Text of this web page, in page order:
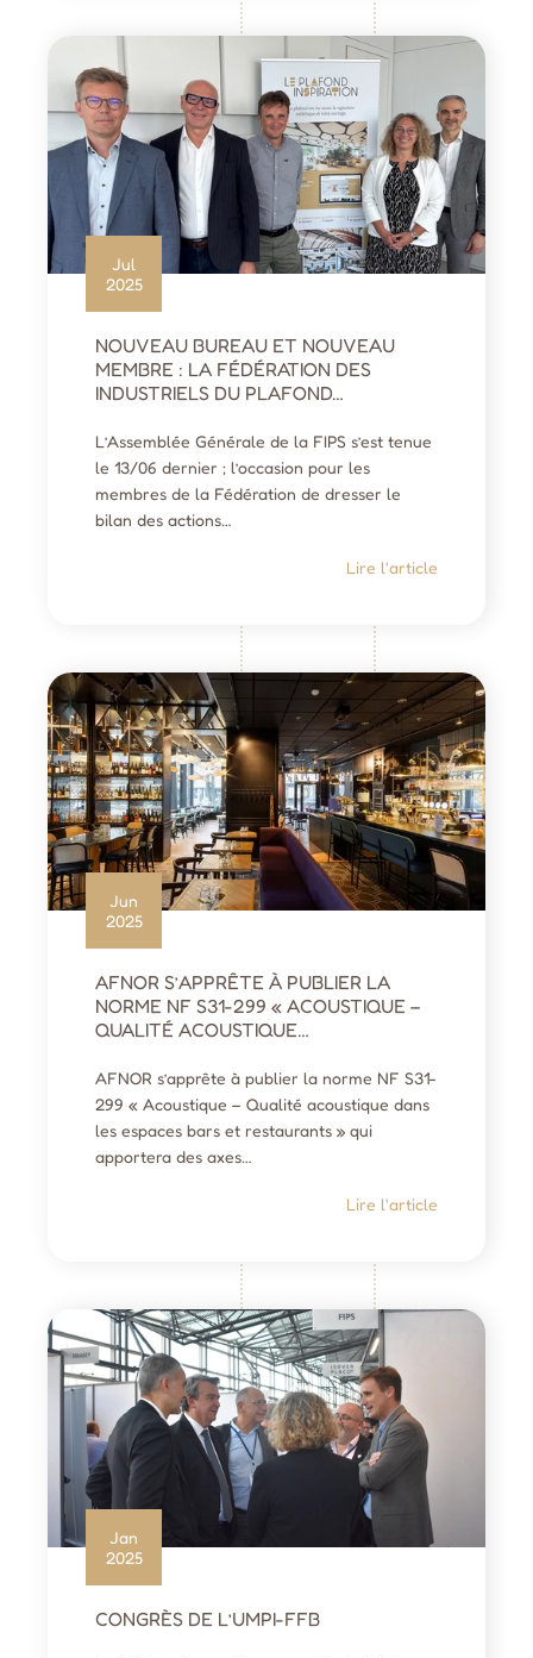
Jul
2025
NOUVEAU BUREAU ET NOUVEAU
MEMBRE : LA FÉDÉRATION DES
INDUSTRIELS DU PLAFOND…
L’Assemblée Générale de la FIPS s’est tenue
le 13/06 dernier ; l’occasion pour les
membres de la Fédération de dresser le
bilan des actions…
Lire l'article
Jun
2025
AFNOR S’APPRÊTE À PUBLIER LA
NORME NF S31-299 « ACOUSTIQUE –
QUALITÉ ACOUSTIQUE…
AFNOR s’apprête à publier la norme NF S31-
299 « Acoustique – Qualité acoustique dans
les espaces bars et restaurants » qui
apportera des axes…
Lire l'article
Jan
2025
CONGRÈS DE L’UMPI-FFB